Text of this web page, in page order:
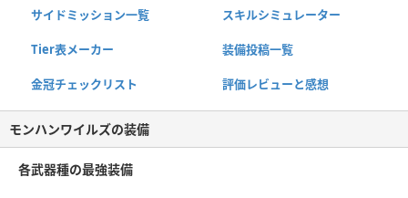
サイドミッション一覧 スキルシミュレーター
Tier表メーカー 装備投稿一覧
金冠チェックリスト 評価レビューと感想
モンハンワイルズの装備
各武器種の最強装備